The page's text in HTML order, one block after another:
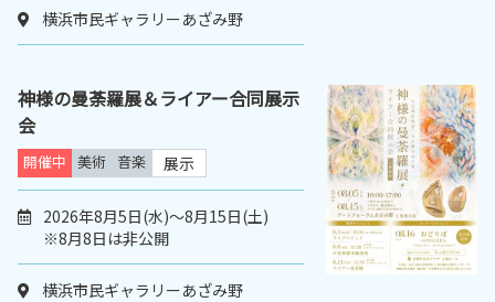
横浜市民ギャラリーあざみ野
神様の曼荼羅展＆ライアー合同展示
会
開催中 美術 音楽 展示
2026年8月5日(水)～8月15日(土)
※8月8日は非公開
横浜市民ギャラリーあざみ野